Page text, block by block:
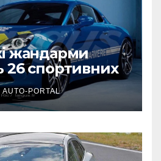
жандарми
спортивних
для охорони
AUTO-PORTAL